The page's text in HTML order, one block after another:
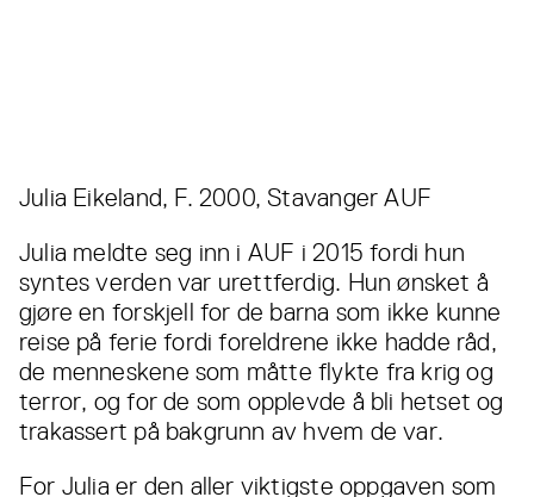
Julia Eikeland, F. 2000, Stavanger AUF
Julia meldte seg inn i AUF i 2015 fordi hun
syntes verden var urettferdig. Hun ønsket å
gjøre en forskjell for de barna som ikke kunne
reise på ferie fordi foreldrene ikke hadde råd,
de menneskene som måtte flykte fra krig og
terror, og for de som opplevde å bli hetset og
trakassert på bakgrunn av hvem de var.
For Julia er den aller viktigste oppgaven som